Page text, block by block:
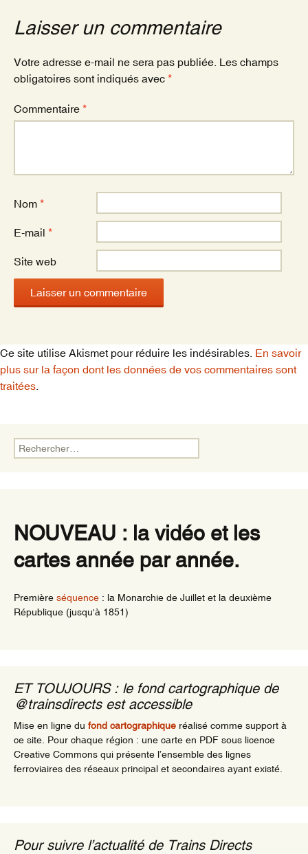
o
o
k
Laisser un commentaire
Votre adresse e-mail ne sera pas publiée. Les champs
obligatoires sont indiqués avec *
Commentaire *
Nom *
E-mail *
Site web
Ce site utilise Akismet pour réduire les indésirables. En savoir
plus sur la façon dont les données de vos commentaires sont
traitées
Rechercher :
NOUVEAU : la vidéo et les
cartes année par année.
Première séquence : la Monarchie de Juillet et la deuxième
République (jusqu'à 1851)
ET TOUJOURS : le fond cartographique de
@trainsdirects est accessible
Mise en ligne du fond cartographique réalisé comme support à
ce site. Pour chaque région : une carte en PDF sous licence
Creative Commons qui présente l’ensemble des lignes
ferroviaires des réseaux principal et secondaires ayant existé.
Pour suivre l’actualité de Trains Directs